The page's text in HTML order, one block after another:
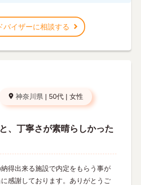
バイザーに相談する
神奈川県 | 50代 | 女性
、丁寧さが素晴らしかった
得出来る施設で内定をもらう事が
感謝しております。ありがとうご